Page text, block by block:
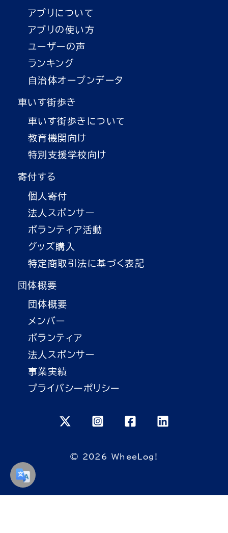
アプリについて
アプリの使い方
ユーザーの声
ランキング
自治体オープンデータ
車いす街歩き
車いす街歩きについて
教育機関向け
特別支援学校向け
寄付する
個人寄付
法人スポンサー
ボランティア活動
グッズ購入
特定商取引法に基づく表記
団体概要
団体概要
メンバー
ボランティア
法人スポンサー
事業実績
プライバシーポリシー
© 2026 WheeLog!